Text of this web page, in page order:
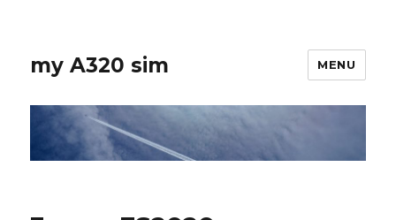
my A320 sim MENU